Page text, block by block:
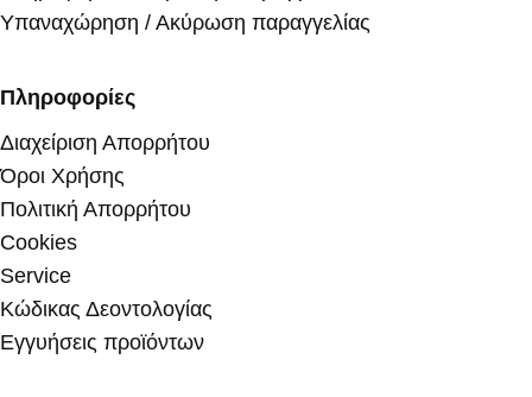
Υπαναχώρηση / Ακύρωση παραγγελίας
Πληροφορίες
Διαχείριση Απορρήτου
Όροι Χρήσης
Πολιτική Απορρήτου
Cookies
Service
Κώδικας Δεοντολογίας
Εγγυήσεις προϊόντων